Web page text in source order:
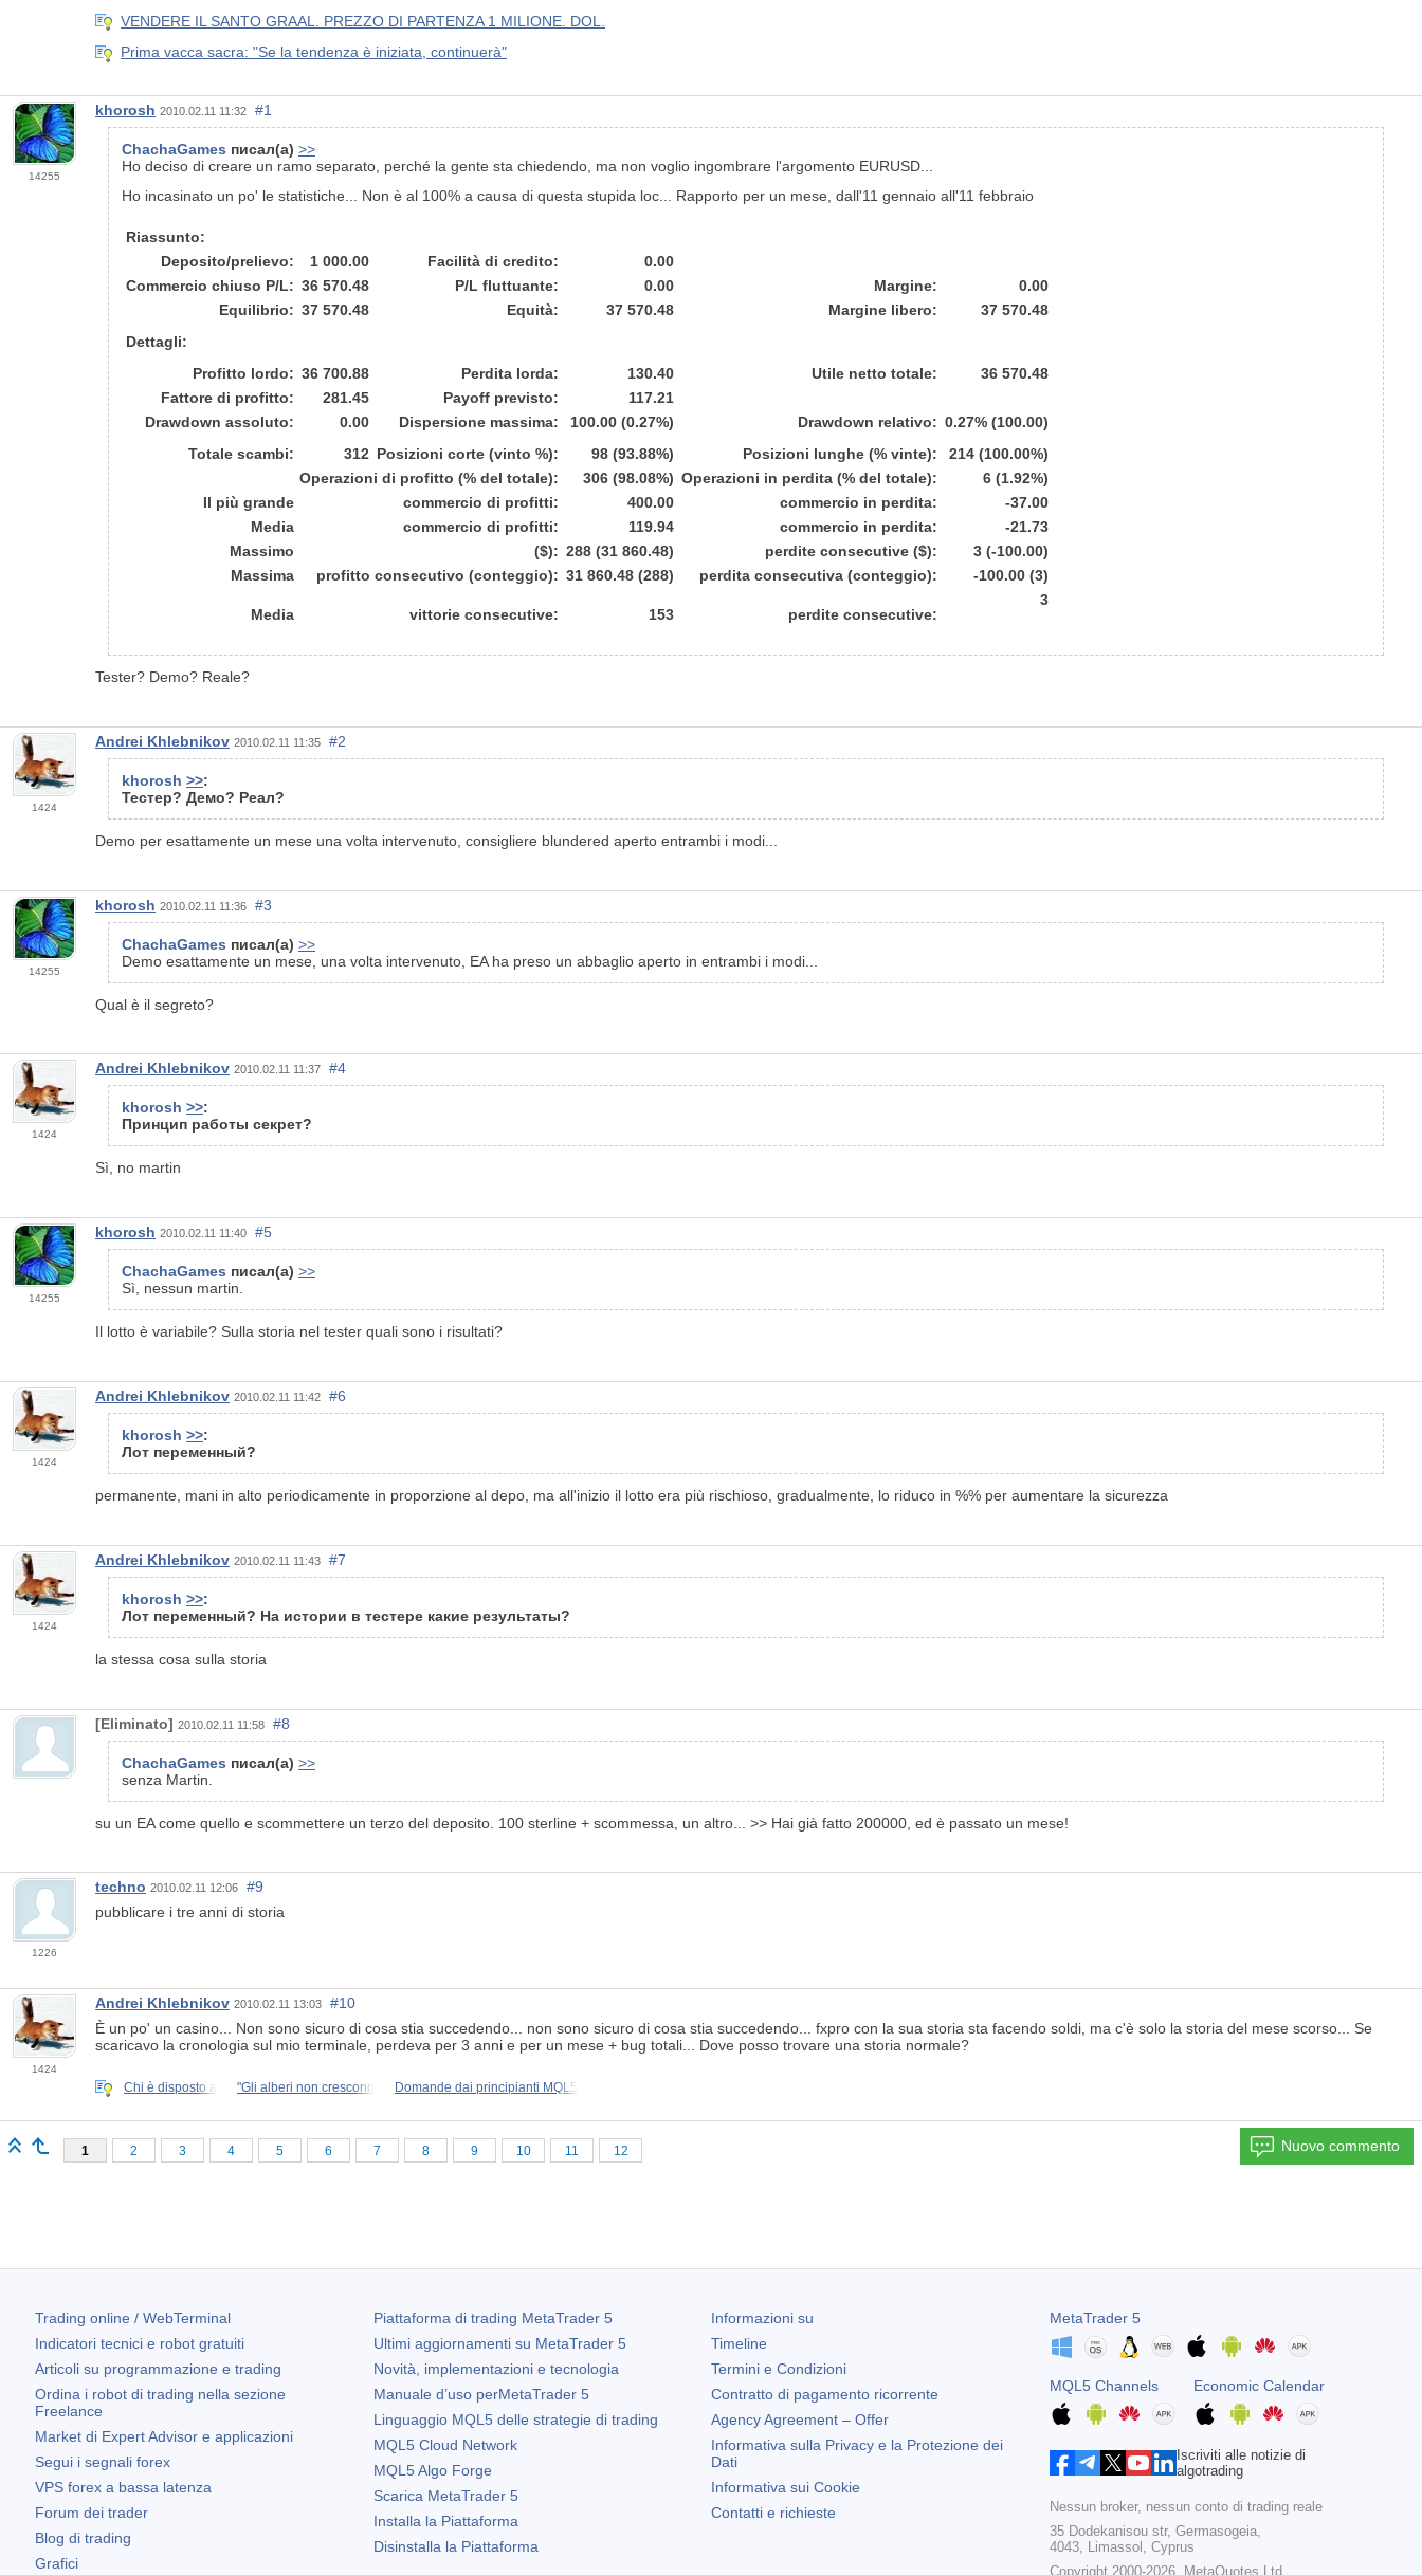
VENDERE IL SANTO GRAAL. PREZZO DI PARTENZA 1 MILIONE. DOL.
Prima vacca sacra: "Se la tendenza è iniziata, continuerà"
14255
khorosh 2010.02.11 11:32 #1
ChachaGames писал(а) >>
Ho deciso di creare un ramo separato, perché la gente sta chiedendo, ma non voglio ingombrare l'argomento EURUSD...
Ho incasinato un po' le statistiche... Non è al 100% a causa di questa stupida loc... Rapporto per un mese, dall'11 gennaio all'11 febbraio
Riassunto:
Deposito/prelievo:
1 000.00 Facilità di credito:
0.00
Commercio chiuso P/L: 36 570.48 P/L fluttuante: 0.00 Margine:
0.00
Equilibrio: 37 570.48 Equità: 37 570.48 Margine libero:
37 570.48
Dettagli:
Profitto lordo: 36 700.88 Perdita lorda: 130.40 Utile netto totale:
36 570.48
Fattore di profitto:
281.45 Payoff previsto:
117.21
Drawdown assoluto:
0.00 Dispersione massima: 100.00 (0.27%) Drawdown relativo: 0.27% (100.00)
Totale scambi:
312 Posizioni corte (vinto %): 98 (93.88%) Posizioni lunghe (% vinte):
214 (100.00%)
Operazioni di profitto (% del totale):
306 (98.08%) Operazioni in perdita (% del totale):
6 (1.92%)
Il più grande
commercio di profitti: 400.00 commercio in perdita:
-37.00
Media
commercio di profitti: 119.94 commercio in perdita:
-21.73
Massimo
($): 288 (31 860.48) perdite consecutive ($):
3 (-100.00)
Massima
profitto consecutivo (conteggio): 31 860.48 (288) perdita consecutiva (conteggio): -100.00 (3)
Media vittorie consecutive: 153 perdite consecutive:
3
Tester? Demo? Reale?
1424
Andrei Khlebnikov 2010.02.11 11:35 #2
khorosh >>:
Тестер? Демо? Реал?
Demo per esattamente un mese una volta intervenuto, consigliere blundered aperto entrambi i modi...
14255
khorosh 2010.02.11 11:36 #3
ChachaGames писал(а) >>
Demo esattamente un mese, una volta intervenuto, EA ha preso un abbaglio aperto in entrambi i modi...
Qual è il segreto?
1424
Andrei Khlebnikov 2010.02.11 11:37 #4
khorosh >>:
Принцип работы секрет?
Sì, no martin
14255
khorosh 2010.02.11 11:40 #5
ChachaGames писал(а) >>
Sì, nessun martin.
Il lotto è variabile? Sulla storia nel tester quali sono i risultati?
1424
Andrei Khlebnikov 2010.02.11 11:42 #6
khorosh >>:
Лот переменный?
permanente, mani in alto periodicamente in proporzione al depo, ma all'inizio il lotto era più rischioso, gradualmente, lo riduco in %% per aumentare la sicurezza
1424
Andrei Khlebnikov 2010.02.11 11:43 #7
khorosh >>:
Лот переменный? На истории в тестере какие результаты?
la stessa cosa sulla storia
[Eliminato] 2010.02.11 11:58 #8
ChachaGames писал(а) >>
senza Martin.
su un EA come quello e scommettere un terzo del deposito. 100 sterline + scommessa, un altro... >> Hai già fatto 200000, ed è passato un mese!
1226
techno 2010.02.11 12:06
#9
pubblicare i tre anni di storia
1424
Andrei Khlebnikov 2010.02.11 13:03
#10
È un po' un casino... Non sono sicuro di cosa stia succedendo... non sono sicuro di cosa stia succedendo... fxpro con la sua storia sta facendo soldi, ma c'è solo la storia del mese scorso... Se
scaricavo la cronologia sul mio terminale, perdeva per 3 anni e per un mese + bug totali... Dove posso trovare una storia normale?
Chi è disposto a "Gli alberi non crescono Domande dai principianti MQL5
1 2 3 4 5 6 7 8 9 10 11 12 Nuovo commento
Trading online / WebTerminal
Indicatori tecnici e robot gratuiti
Articoli su programmazione e trading
Ordina i robot di trading nella sezione
Freelance
Market di Expert Advisor e applicazioni
Segui i segnali forex
VPS forex a bassa latenza
Forum dei trader
Blog di trading
Grafici
Piattaforma di trading MetaTrader 5
Ultimi aggiornamenti su MetaTrader 5
Novità, implementazioni e tecnologia
Manuale d’uso perMetaTrader 5
Linguaggio MQL5 delle strategie di trading
MQL5 Cloud Network
MQL5 Algo Forge
Scarica MetaTrader 5
Installa la Piattaforma
Disinstalla la Piattaforma
Informazioni su
Timeline
Termini e Condizioni
Contratto di pagamento ricorrente
Agency Agreement – Offer
Informativa sulla Privacy e la Protezione dei
Dati
Informativa sui Cookie
Contatti e richieste
MetaTrader 5
MQL5 Channels Economic Calendar
Iscriviti alle notizie di
algotrading
Nessun broker, nessun conto di trading reale
35 Dodekanisou str, Germasogeia,
4043, Limassol, Cyprus
Copyright 2000-2026,MetaQuotes Ltd